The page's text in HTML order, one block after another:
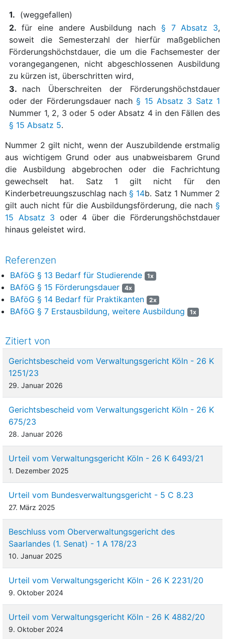
1. (weggefallen)
2. für eine andere Ausbildung nach § 7 Absatz 3,
soweit die Semesterzahl der hierfür maßgeblichen
Förderungshöchstdauer, die um die Fachsemester der
vorangegangenen, nicht abgeschlossenen Ausbildung
zu kürzen ist, überschritten wird,
3. nach Überschreiten der Förderungshöchstdauer
oder der Förderungsdauer nach§ 15 Absatz 3 Satz 1
Nummer 1, 2, 3 oder 5 oder Absatz 4 in den Fällen des
§ 15 Absatz 5.
Nummer 2 gilt nicht, wenn der Auszubildende erstmalig
aus wichtigem Grund oder aus unabweisbarem Grund
die Ausbildung abgebrochen oder die Fachrichtung
gewechselt hat. Satz 1 gilt nicht für den
Kinderbetreuungszuschlag nach§ 14b. Satz 1 Nummer 2
gilt auch nicht für die Ausbildungsförderung, die nach §
15 Absatz 3 oder 4 über die Förderungshöchstdauer
hinaus geleistet wird.
Referenzen
BAföG § 13 Bedarf für Studierende 1x
BAföG § 15 Förderungsdauer 4x
BAföG § 14 Bedarf für Praktikanten 2x
BAföG § 7 Erstausbildung, weitere Ausbildung 1x
Zitiert von
Gerichtsbescheid vom Verwaltungsgericht Köln - 26 K
1251/23
29. Januar 2026
Gerichtsbescheid vom Verwaltungsgericht Köln - 26 K
675/23
28. Januar 2026
Urteil vom Verwaltungsgericht Köln - 26 K 6493/21
1. Dezember 2025
Urteil vom Bundesverwaltungsgericht - 5 C 8.23
27. März 2025
Beschluss vom Oberverwaltungsgericht des
Saarlandes (1. Senat) - 1 A 178/23
10. Januar 2025
Urteil vom Verwaltungsgericht Köln - 26 K 2231/20
9. Oktober 2024
Urteil vom Verwaltungsgericht Köln - 26 K 4882/20
9. Oktober 2024